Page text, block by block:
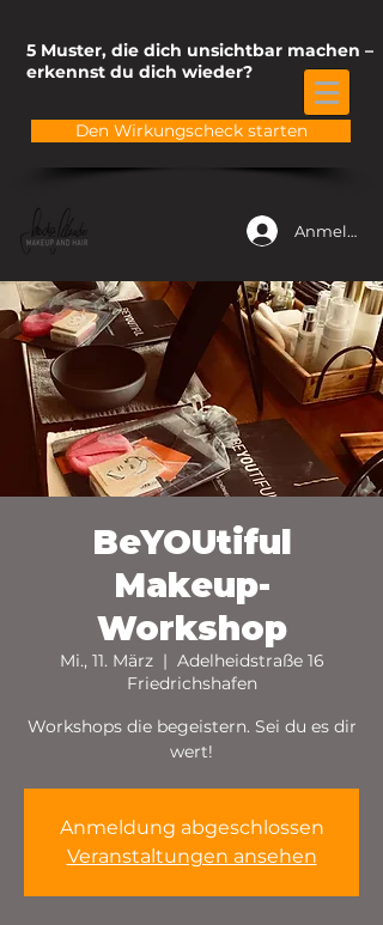
5 Muster, die dich unsichtbar machen –
erkennst du dich wieder?
Den Wirkungscheck starten
Anmelden
BeYOUtiful
Makeup-
Workshop
Mi., 11. März
  |
Adelheidstraße 16
Friedrichshafen
Workshops die begeistern. Sei du es dir
wert!
Anmeldung abgeschlossen
Veranstaltungen ansehen